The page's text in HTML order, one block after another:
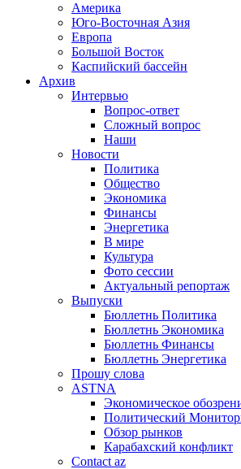
Америка
Юго-Восточная Азия
Европа
Большой Восток
Каспийский бассейн
Архив
Интервью
Вопрос-ответ
Сложный вопрос
Наши
Новости
Политика
Общество
Экономика
Финансы
Энергетика
В мире
Культура
Фото сессии
Актуальный репортаж
Выпуски
Бюллетнь Политика
Бюллетнь Экономика
Бюллетнь Финансы
Бюллетнь Энергетика
Прошу слова
ASTNA
Экономическое
Политический
Обзор рынков
Карабахский конфликт
Contact az